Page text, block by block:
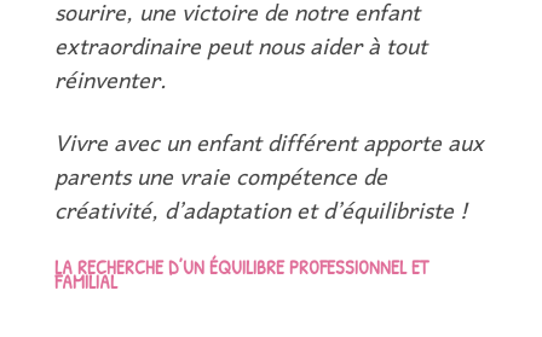
sourire, une victoire de notre enfant
extraordinaire peut nous aider à tout
réinventer.
Vivre avec un enfant différent apporte aux
parents une vraie compétence de
créativité, d’adaptation et d’équilibriste !
LA RECHERCHE D’UN ÉQUILIBRE PROFESSIONNEL ET
FAMILIAL